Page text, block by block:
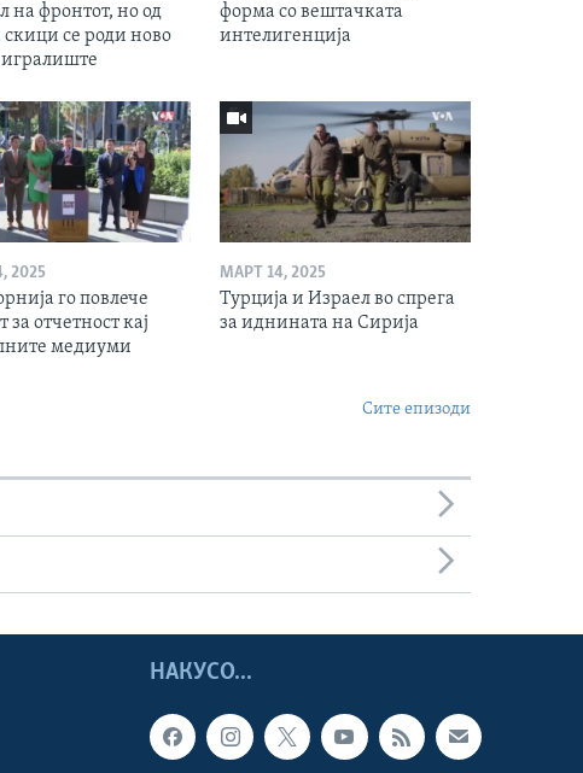
на фронтот, но од
скици се роди ново
игралиште
форма со вештачката
интелигенција
2025
го повлече
за отчетност кај
медиуми
МАРТ 14, 2025
Турција и Израел во спрега
за иднината на Сирија
Сите епизоди
НАКУСО...